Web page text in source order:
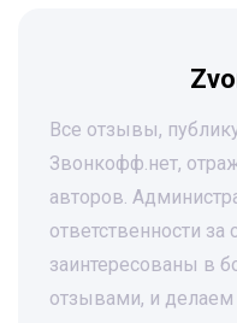
Все отзывы,
Звонкофф.нет,
авторов.
ответственности
заинтересованы в
отзывами, и